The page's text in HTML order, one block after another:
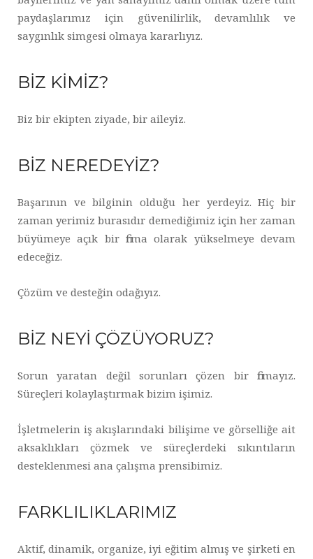
paydaşlarımız için güvenilirlik, devamlılık ve
saygınlık simgesi olmaya kararlıyız.
BİZ KİMİZ?
Biz bir ekipten ziyade, bir aileyiz.
BİZ NEREDEYİZ?
Başarının ve bilginin olduğu her yerdeyiz. Hiç bir
zaman yerimiz burasıdır demediğimiz için her zaman
büyümeye açık bir firma olarak yükselmeye devam
edeceğiz.
Çözüm ve desteğin odağıyız.
BİZ NEYİ ÇÖZÜYORUZ?
Sorun yaratan değil sorunları çözen bir firmayız.
Süreçleri kolaylaştırmak bizim işimiz.
İşletmelerin iş akışlarındaki bilişime ve görselliğe ait
aksaklıkları çözmek ve süreçlerdeki sıkıntıların
desteklenmesi ana çalışma prensibimiz.
FARKLILIKLARIMIZ
Aktif, dinamik, organize, iyi eğitim almış ve şirketi en